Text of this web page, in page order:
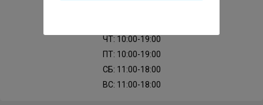
ЧТ: 10:00-19:00
ПТ: 10:00-19:00
СБ: 11:00-18:00
ВС: 11:00-18:00